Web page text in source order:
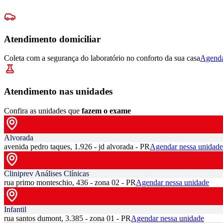
Atendimento domiciliar
Coleta com a segurança do laboratório no conforto da sua casa
Atendimento nas unidades
Confira as unidades que fazem o exame
Alvorada
avenida pedro taques, 1.926 - jd alvorada - PRAgendar nessa unidade
Cliniprev Análises Clínicas
rua primo monteschio, 436 - zona 02 - PRAgendar nessa unidade
Infantil
rua santos dumont, 3.385 - zona 01 - PRAgendar nessa unidade